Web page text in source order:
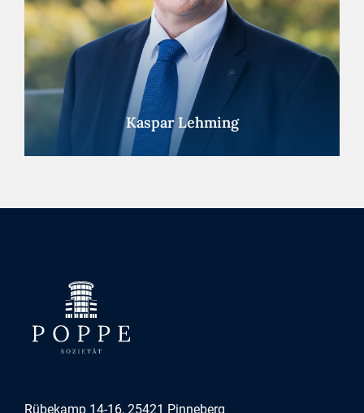
Kaspar Lehming
Rübekamp 14-16, 25421 Pinneberg